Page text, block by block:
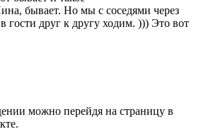
бывает. Но мы с соседями через
гости друг к другу ходим. ))) Это вот
можно перейдя на страницу в